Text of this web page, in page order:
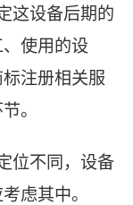
这设备后期的
使用的设
注册相关服
。
位不同，设备
虑其中。